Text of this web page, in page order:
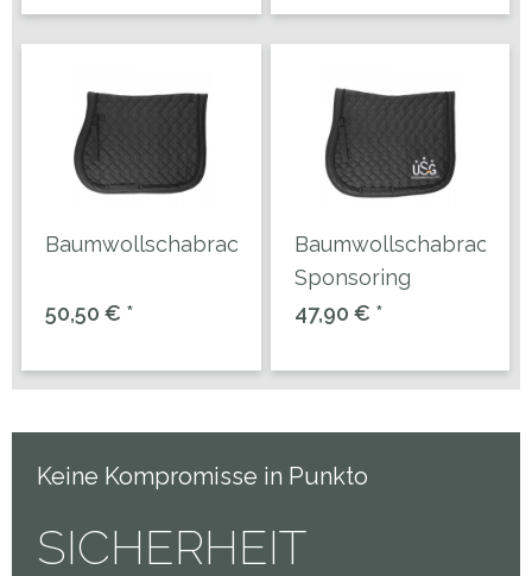
Baumwollschabracke
50,50 € *
Baumwollschabracke
Sponsoring
47,90 € *
Keine Kompromisse in Punkto
SICHERHEIT